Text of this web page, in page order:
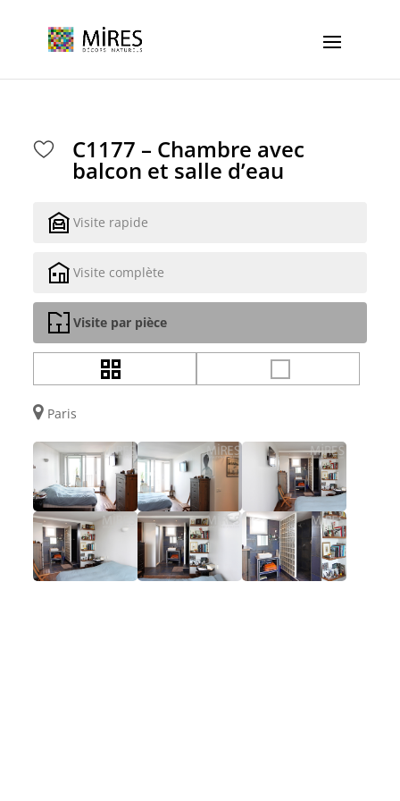
C1177 – Chambre avec
balcon et salle d’eau
Visite rapide
Visite complète
Visite par pièce
Paris